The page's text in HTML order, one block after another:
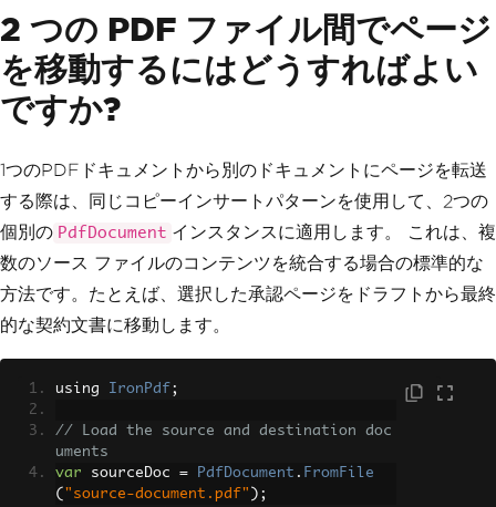
2 つの PDF ファイル間でページ
を移動するにはどうすればよい
ですか?
1つのPDFドキュメントから別のドキュメントにページを転送
する際は、同じコピーインサートパターンを使用して、2つの
個別の PdfDocument インスタンスに適用します。 これは、複
数のソース ファイルのコンテンツを統合する場合の標準的な
方法です。たとえば、選択した承認ページをドラフトから最終
的な契約文書に移動します。
using IronPdf ;
// Load the source and destination doc
uments
var sourceDoc = PdfDocument . FromFile
( "source-document.pdf" );